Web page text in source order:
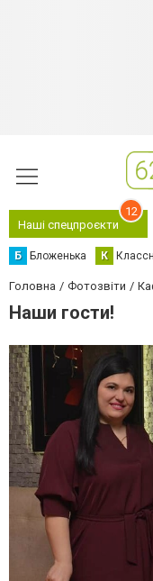
Наші спецпроєкти
12
Б Бложенька К
Головна Фотозвіти
Наши гости!